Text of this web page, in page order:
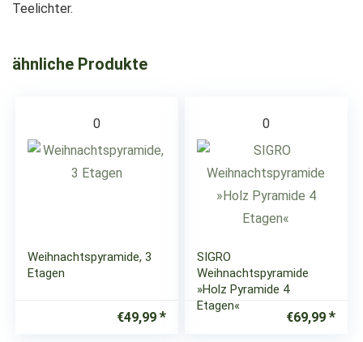
Teelichter.
ähnliche Produkte
0
Weihnachtspyramide, 3
Etagen
€49,99
0
SIGRO
Weihnachtspyramide
»Holz Pyramide 4
Etagen«
€69,99